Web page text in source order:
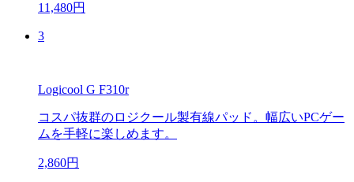
11,480円
3
Logicool G F310r
コスパ抜群のロジクール製有線パッド。幅広いPCゲー
ムを手軽に楽しめます。
2,860円